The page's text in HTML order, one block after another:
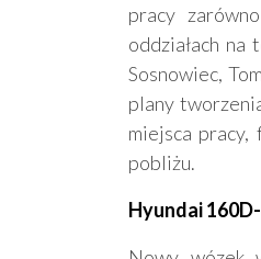
pracy
oddziałach na
Sosnowiec,
plany
miejsca pracy,
pobliżu.
Hyundai